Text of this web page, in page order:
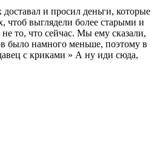
и просил деньги, которые
чтоб выглядели более старыми и
то, что сейчас. Мы ему сказали,
было намного меньше, поэтому в
с криками » А ну иди сюда,